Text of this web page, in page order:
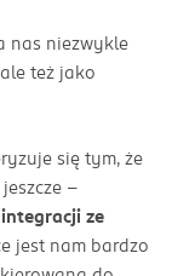
nas niezwykle
też jako
się tym, że
–
ze
jest nam bardzo